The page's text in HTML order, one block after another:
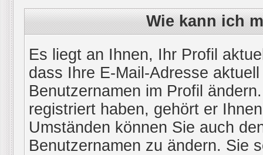
Wie kann ich
Es liegt an Ihnen, Ihr Profil
dass Ihre E-Mail-Adresse
Benutzernamen im Profil
registriert haben, gehört er
Umständen können Sie auch
Benutzernamen zu ändern. Sie